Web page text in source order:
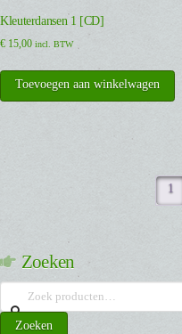
Kleuterdansen 1 [CD]
€ 15,00 incl. BTW
Toevoegen aan winkelwagen
1
Zoeken
Zoeken
naar:
Zoeken